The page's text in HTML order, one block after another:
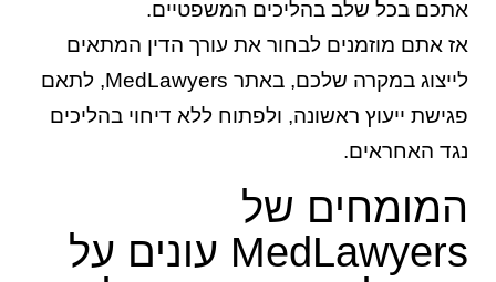
אתכם בכל שלב בהליכים המשפטיים.
אז אתם מוזמנים לבחור את עורך הדין המתאים
לייצוג במקרה שלכם, באתר MedLawyers, לתאם
פגישת ייעוץ ראשונה, ולפתוח ללא דיחוי בהליכים
נגד האחראים.
המומחים של
MedLawyers עונים על